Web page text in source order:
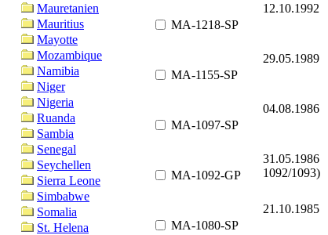
Mauretanien
Mauritius
Mayotte
Mozambique
Namibia
Niger
Nigeria
Ruanda
Sambia
Senegal
Seychellen
Sierra Leone
Simbabwe
Somalia
St. Helena
MA-1218-SP
12.10.1992
MA-1155-SP
29.05.1989
MA-1097-SP
04.08.1986
MA-1092-GP
31.05.1986
1092/1093)
MA-1080-SP
21.10.1985